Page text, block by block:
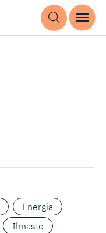
Energia
Ilmasto